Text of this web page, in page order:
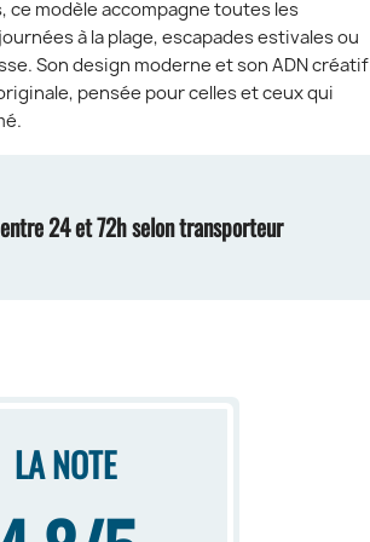
ce modèle accompagne toutes les
à la plage, escapades estivales ou
Son design moderne et son ADN créatif
pensée pour celles et ceux qui
24 et 72h selon transporteur
LA NOTE